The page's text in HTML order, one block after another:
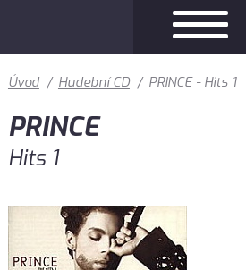
Úvod / Hudební CD / PRINCE - Hits 1
PRINCE
Hits 1